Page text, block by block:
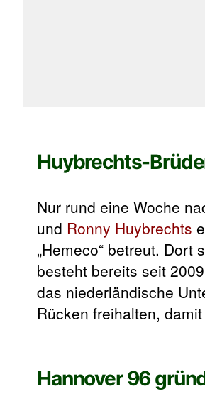
Huybrechts-
Nur rund eine Woche
und Ronny Huybrechts
„Hemeco“ betreut. Dort
besteht bereits seit
das niederländische
Rücken freihalten,
Hannover 96